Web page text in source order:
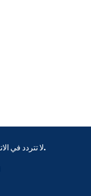
لا تتردد في الاتصال بنا مع أي أسئلة. نحن هنا للمساعدة.